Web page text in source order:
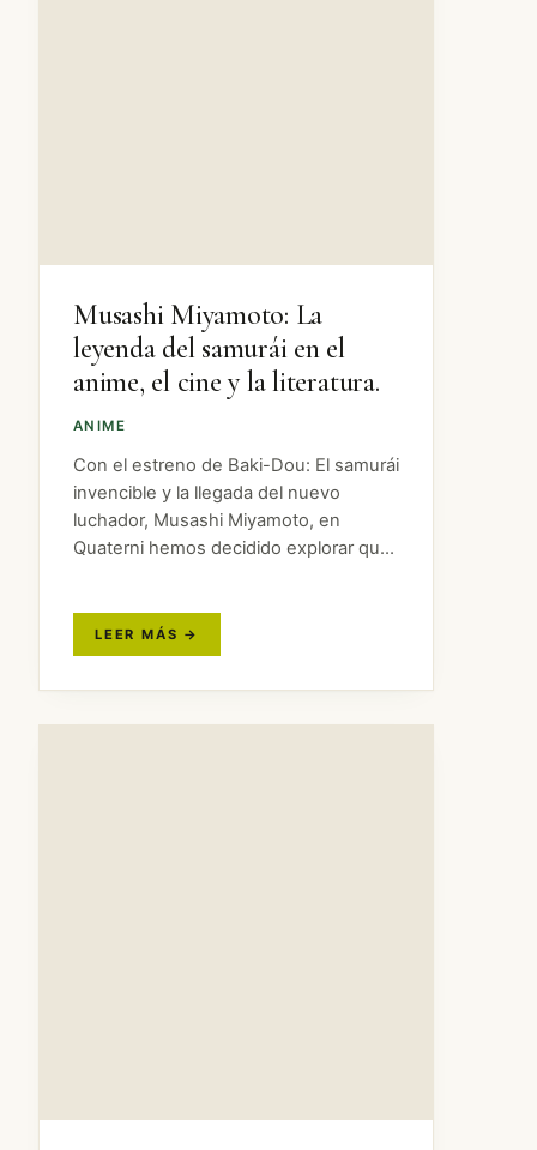
ANIME
Musashi Miyamoto: La
leyenda del samurái en el
anime, el cine y la literatura.
Con el estreno de Baki-Dou: El samurái
invencible y la llegada del nuevo
luchador, Musashi Miyamoto, en
Quaterni hemos decidido explorar qué
interpretado. Su vida Niñez y juventud:
…